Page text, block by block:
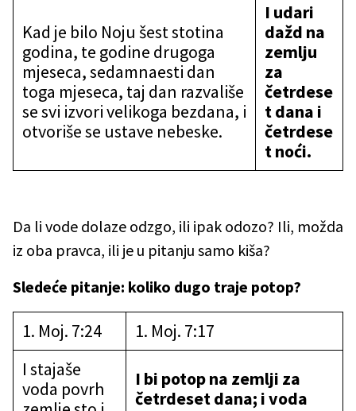
Kad je bilo Noju šest stotina
godina, te godine drugoga
mjeseca, sedamnaesti dan
toga mjeseca, taj dan razvališe
se svi izvori velikoga bezdana, i
otvoriše se ustave nebeske.
I udari
dažd na
zemlju
za
četrdese
t dana i
četrdese
t noći.
Da li vode dolaze odzgo, ili ipak odozo? Ili, možda
iz oba pravca, ili je u pitanju samo kiša?
Sledeće pitanje: koliko dugo traje potop?
1. Moj. 7:24
1. Moj. 7:17
I stajaše
voda povrh
I bi potop na zemlji za
četrdeset dana; i voda